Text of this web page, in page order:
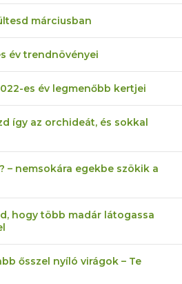
márciusban
év trendnövényei
es év legmenőbb kertjei
így az orchideát, és sokkal
– nemsokára egekbe szökik a
hogy több madár látogassa
ősszel nyíló virágok – Te